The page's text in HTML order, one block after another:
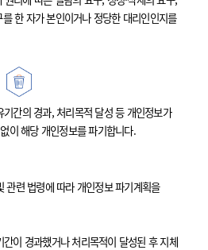
한 자가 본인이거나 정당한 대리인인지를
간의 경과, 처리목적 달성 등 개인정보가
이 해당 개인정보를 파기합니다.
관련 법령에 따라 개인정보 파기계획을
이 경과했거나 처리목적이 달성된 후 지체